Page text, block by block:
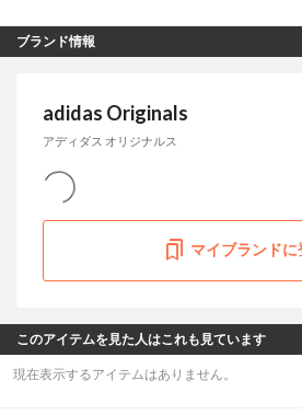
ブランド情報
adidas Originals
アディダス オリジナルス
マイブランドに
このアイテムを見た人はこれも見ています
現在表示するアイテムはありません。